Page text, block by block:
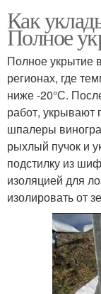
Как
Полное
Полное укрытие
регионах, где
ниже -20°С.
работ, укрывают
шпалеры
рыхлый пучок и
подстилку из
изоляцией для
изолировать от